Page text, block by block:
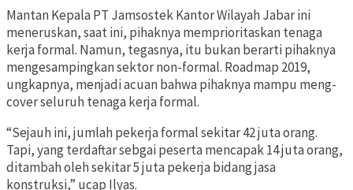
Mantan Kepala PT Jamsostek Kantor Wilayah Jabar ini
meneruskan, saat ini, pihaknya memprioritaskan tenaga
kerja formal. Namun, tegasnya, itu bukan berarti pihaknya
mengesampingkan sektor non-formal. Roadmap 2019,
ungkapnya, menjadi acuan bahwa pihaknya mampu meng-
cover seluruh tenaga kerja formal.
“Sejauh ini, jumlah pekerja formal sekitar 42 juta orang.
Tapi, yang terdaftar sebgai peserta mencapak 14 juta orang,
ditambah oleh sekitar 5 juta pekerja bidang jasa
konstruksi,” ucap Ilyas.